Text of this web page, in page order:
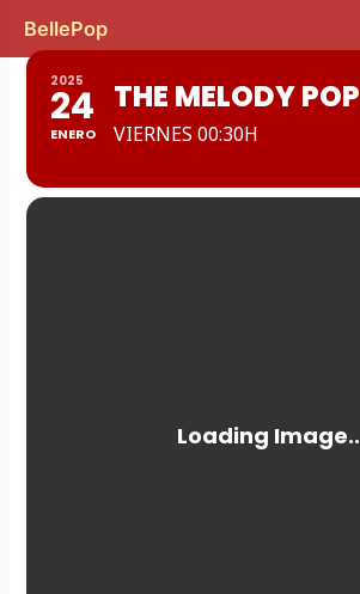
contenido
BellePop
2025
24
ENERO
THE MELODY POP
VIERNES 00:30H